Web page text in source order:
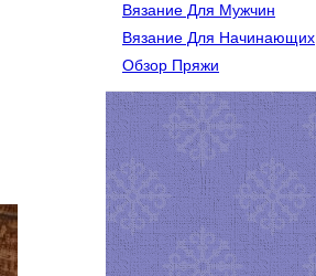
Вязание Для Мужчин
Вязание Для Начинающих
Обзор Пряжи